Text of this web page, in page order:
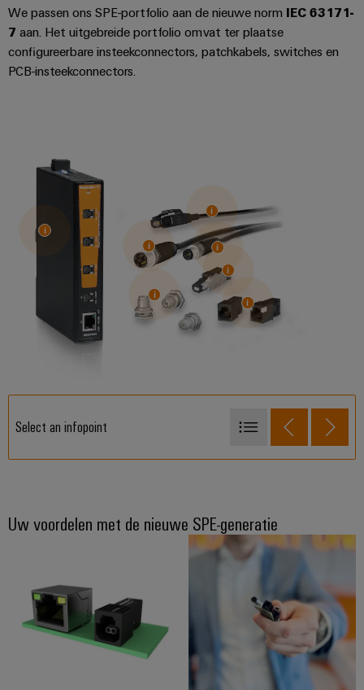
We passen ons SPE-portfolio aan de nieuwe norm IEC 63171-
7 aan. Het uitgebreide portfolio omvat ter plaatse
configureerbare insteekconnectors, patchkabels, switches en
PCB-insteekconnectors.
Select an infopoint
IP67-sockets
IP20-plug veld in bijlage
SPE unmanaged Switches
Patchkabel
Uw voordelen met de nieuwe SPE-generatie